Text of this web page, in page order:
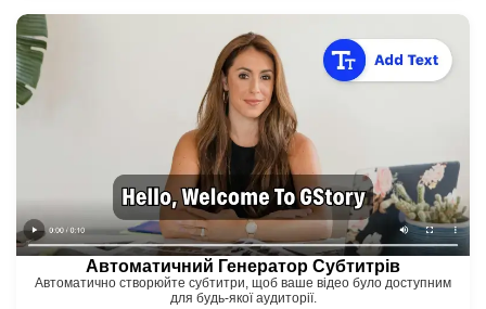
Автоматичний Генератор Субтитрів
Автоматично створюйте субтитри, щоб ваше відео було доступним
для будь-якої аудиторії.